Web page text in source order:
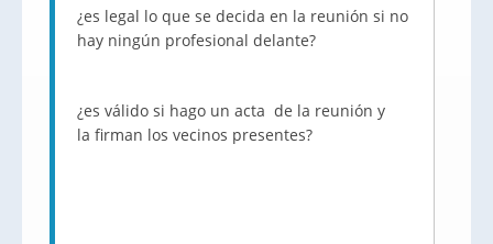
¿es legal lo que se decida en la reunión si no
hay ningún profesional delante?
¿es válido si hago un acta de la reunión y
la firman los vecinos presentes?